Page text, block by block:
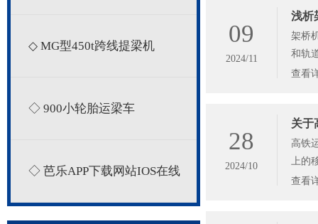
◇ MG型450t跨线提梁机
◇ 900小轮胎运梁车
◇ 芭乐APP下载网站IOS在线
09
2024/11
浅析
架桥
和轨
查看
28
2024/10
关于
高铁
上的
查看